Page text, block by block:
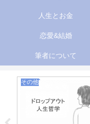
人生とお金
恋愛&結婚
筆者について
自分に合う仕事探し